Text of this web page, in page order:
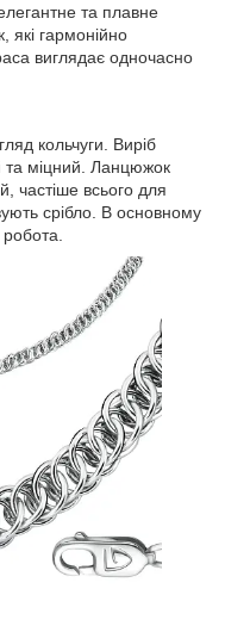
та плавне
які гармонійно
виглядає одночасно
кольчуги. Виріб
та міцний. Ланцюжок
частіше всього для
срібло. В основному